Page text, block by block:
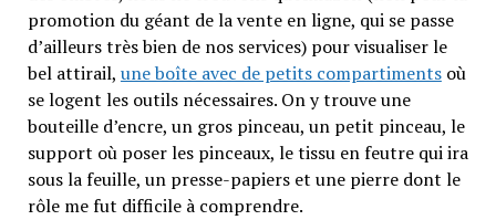
promotion du géant de la vente en ligne, qui se passe
d’ailleurs très bien de nos services) pour visualiser le
bel attirail, une boîte avec de petits compartimentsoù
se logent les outils nécessaires. On y trouve une
bouteille d’encre, un gros pinceau, un petit pinceau, le
support où poser les pinceaux, le tissu en feutre qui ira
sous la feuille, un presse-papiers et une pierre dont le
rôle me fut difficile à comprendre.